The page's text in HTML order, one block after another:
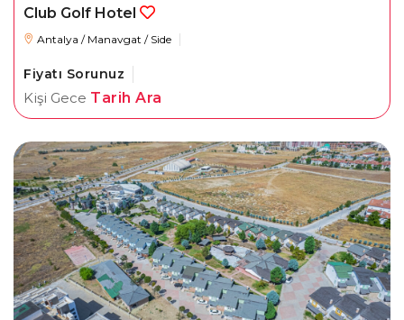
Club Golf Hotel
Antalya / Manavgat / Side
Fiyatı Sorunuz
Kişi Gece Tarih Ara